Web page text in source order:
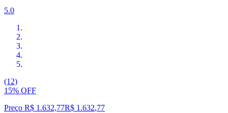
5.0
(12)
15% OFF
Preço R$ 1.632,77R$ 1.632,77